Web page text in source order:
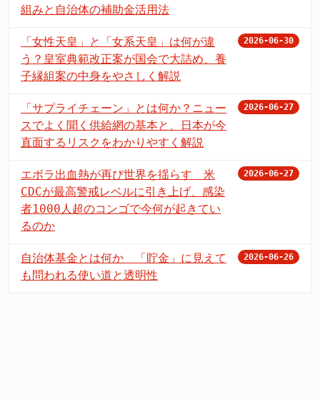
組みと自治体の補助金活用法
「女性天皇」と「女系天皇」は何が違
う？皇室典範改正案が国会で大詰め、養
子縁組案の中身をやさしく解説
2026-06-30
「サプライチェーン」とは何か？ニュー
スでよく聞く供給網の基本と、日本が今
直面するリスクをわかりやすく解説
2026-06-27
エボラ出血熱が再び世界を揺らす 米
CDCが最高警戒レベルに引き上げ、感染
者1000人超のコンゴで今何が起きてい
るのか
2026-06-27
自治体基金とは何か 「貯金」に見えて
も問われる使い道と透明性
2026-06-26